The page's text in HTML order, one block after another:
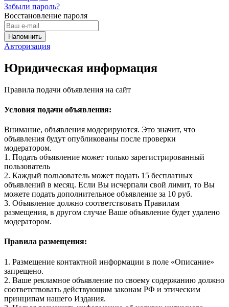
Забыли пароль?
Восстановление пароля
Авторизация
Юридическая информация
Правила подачи объявления на сайт
Условия подачи объявления:
Внимание, объявления модерируются. Это значит, что
объявления будут опубликованы после проверки
модератором.
1. Подать объявление может только зарегистрированный
пользователь
2. Каждый пользователь может подать 15 бесплатных
объявлений в месяц. Если Вы исчерпали свой лимит, то Вы
можете подать дополнительное объявление за 10 руб.
3. Объявление должно соответствовать Правилам
размещения, в другом случае Ваше объявление будет удалено
модератором.
Правила размещения:
1. Размещение контактной информации в поле «Описание»
запрещено.
2. Ваше рекламное объявление по своему содержанию должно
соответствовать действующим законам РФ и этическим
принципам нашего Издания.